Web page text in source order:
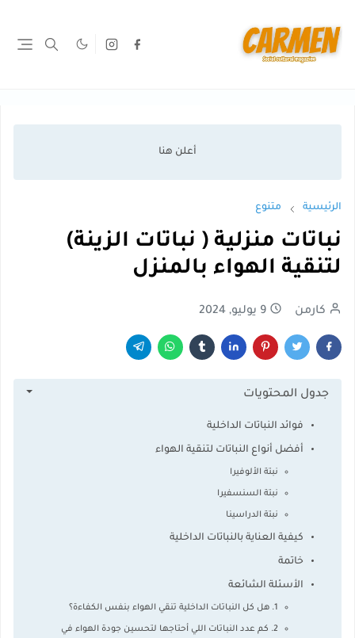
الرئيسية متنوع
نباتات منزلية ( نباتات الزينة)
لتنقية الهواء بالمنزل
كارمن 9 يوليو, 2024
جدول المحتويات
فوائد النباتات الداخلية
أفضل أنواع النباتات لتنقية الهواء
نبتة الألوفيرا
نبتة السنسفيرا
نبتة الدراسينا
كيفية العناية بالنباتات الداخلية
خاتمة
الأسئلة الشائعة
1. هل كل النباتات الداخلية تنقي الهواء بنفس الكفاءة؟
2. كم عدد النباتات اللي أحتاجها لتحسين جودة الهواء في